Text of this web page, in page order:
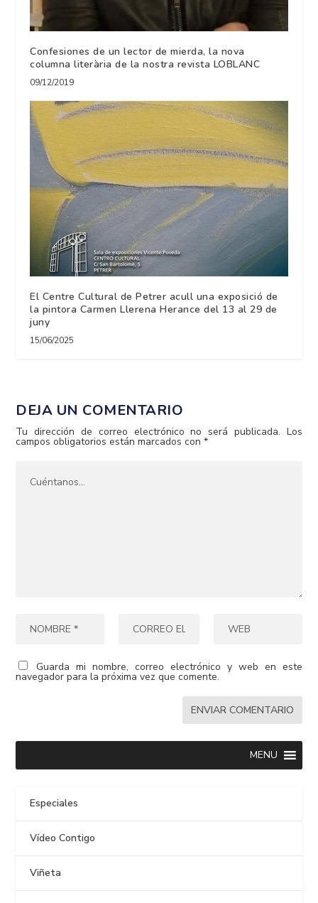
Confesiones de un lector de mierda, la nova
columna literària de la nostra revista LOBLANC
09/12/2019
El Centre Cultural de Petrer acull una exposició de
la pintora Carmen Llerena Herance del 13 al 29 de
juny
15/06/2025
DEJA UN COMENTARIO
Tu dirección de correo electrónico no será publicada. Los
campos obligatorios están marcados con*
Guarda mi nombre, correo electrónico y web en este
navegador para la próxima vez que comente.
MENU
Especiales
Vídeo Contigo
Viñeta